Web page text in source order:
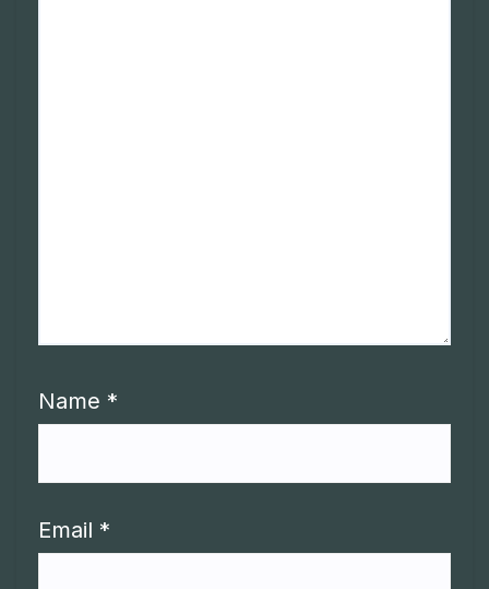
Name *
Email *